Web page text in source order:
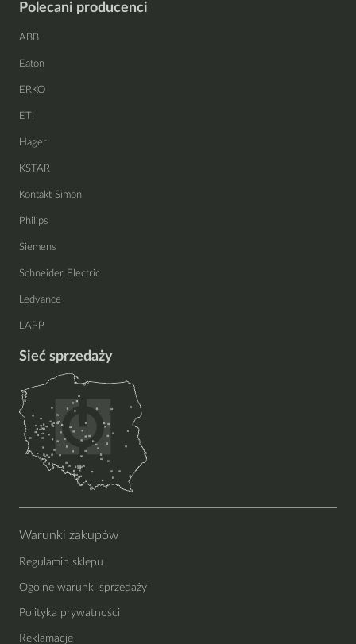
Polecani producenci
ABB
Eaton
ERKO
ETI
Hager
KSTAR
Kontakt Simon
Philips
Siemens
Schneider Electric
Ledvance
LAPP
Sieć sprzedaży
Warunki zakupów
Regulamin sklepu
Ogólne warunki sprzedaży
Polityka prywatności
Reklamacje